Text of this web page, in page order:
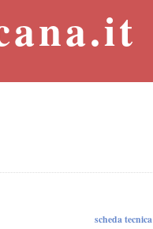
scheda tecnica